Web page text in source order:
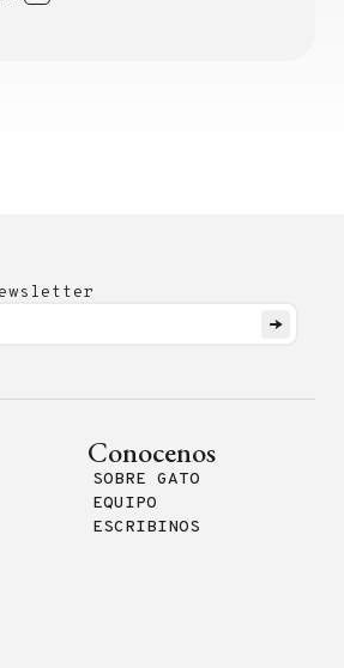
Conocenos
SOBRE GATO
EQUIPO
ESCRIBINOS